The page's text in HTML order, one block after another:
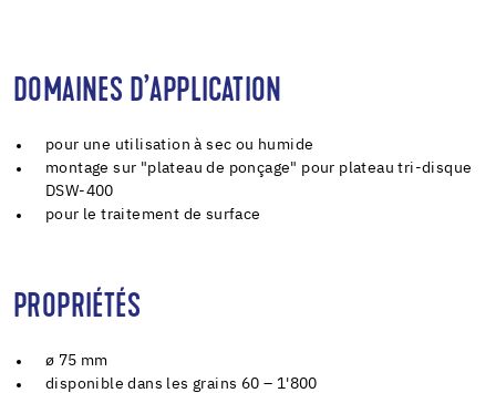
DOMAINES D’APPLICATION
pour une utilisation à sec ou humide
montage sur "plateau de ponçage" pour plateau tri-disque
DSW-400
pour le traitement de surface
PROPRIÉTÉS
ø 75 mm
disponible dans les grains 60 – 1'800